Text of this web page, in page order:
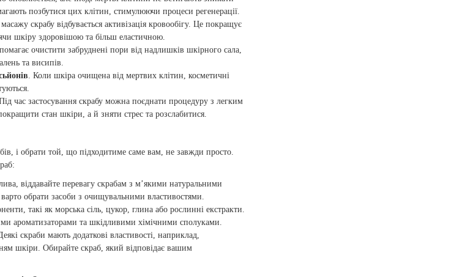
позбутися цих клітин, стимулюючи процеси регенерації.
масажу скрабу відбувається активізація кровообігу. Це покращує
шкіру здоровішою та більш еластичною.
очистити забруднені пори від надлишків шкірного сала,
та висипів.
. Коли шкіра очищена від мертвих клітин, косметичні
Під час застосування скрабу можна поєднати процедуру з легким
стан шкіри, а й зняти стрес та розслабитися.
і обрати той, що підходитиме саме вам, не завжди просто.
віддавайте перевагу скрабам з м’якими натуральними
обрати засоби з очищувальними властивостями.
такі як морська сіль, цукор, глина або рослинні екстракти.
ароматизаторами та шкідливими хімічними сполуками.
скраби мають додаткові властивості, наприклад,
шкіри. Обирайте скраб, який відповідає вашим